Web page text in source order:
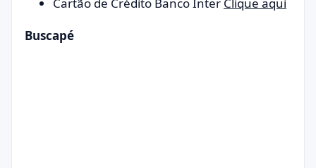
Buscapé